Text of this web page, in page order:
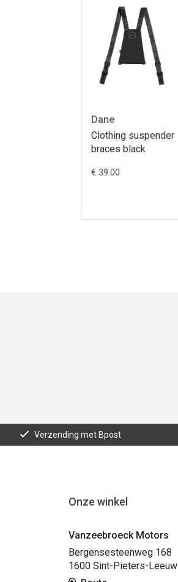
Dane
Clothing suspender
braces black
€ 39.00
Verzending met Bpost
Onze winkel
Vanzeebroeck Motors
Bergensesteenweg 168
1600 Sint-Pieters-Leeuw